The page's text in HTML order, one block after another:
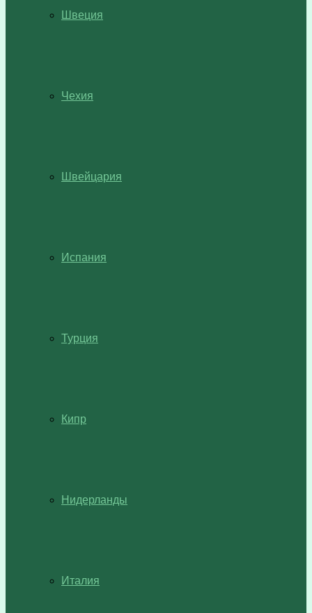
Швеция
Чехия
Швейцария
Испания
Турция
Кипр
Нидерланды
Италия